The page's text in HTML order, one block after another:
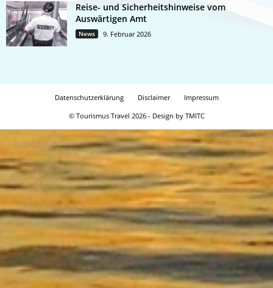
Reise- und Sicherheitshinweise vom
Auswärtigen Amt
News 9. Februar 2026
Datenschutzerklärung Disclaimer
Impressum
© Tourismus Travel 2026 - Design by TMITC